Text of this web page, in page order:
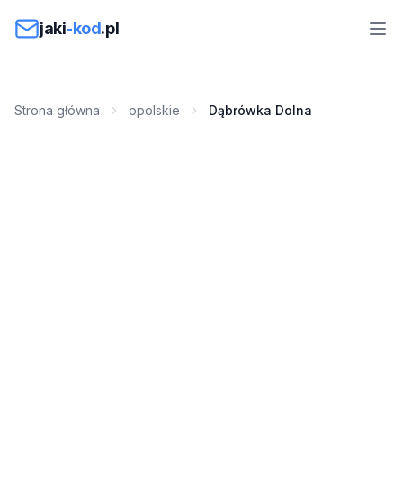
jaki-kod.pl
Strona główna opolskie Dąbrówka Dolna